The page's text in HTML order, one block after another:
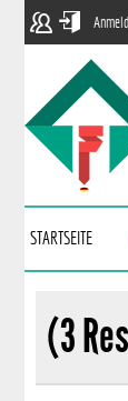
STARTSEITE
(3